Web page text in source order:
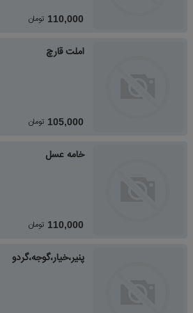
110,000 تومان
املت قارچ
105,000 تومان
خامه عسل
110,000 تومان
پنیر،خیار،گوجه،گردو